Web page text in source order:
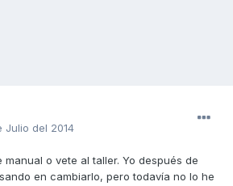
Julio del 2014
o vete al taller. Yo después de
en cambiarlo, pero todavía no lo he